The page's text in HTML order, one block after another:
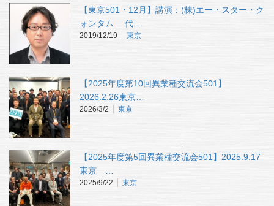
【東京501・12月】講演：(株)エー・スター・ク
ォンタム 代…
2019/12/19 東京
【2025年度第10回異業種交流会501】
2026.2.26東京…
2026/3/2 東京
【2025年度第5回異業種交流会501】2025.9.17
東京 …
2025/9/22 東京